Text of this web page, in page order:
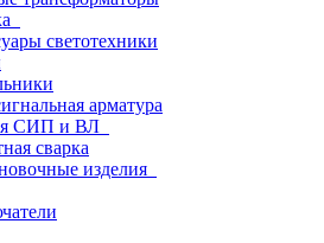
светотехники
арматура
СИП и ВЛ
сварка
изделия